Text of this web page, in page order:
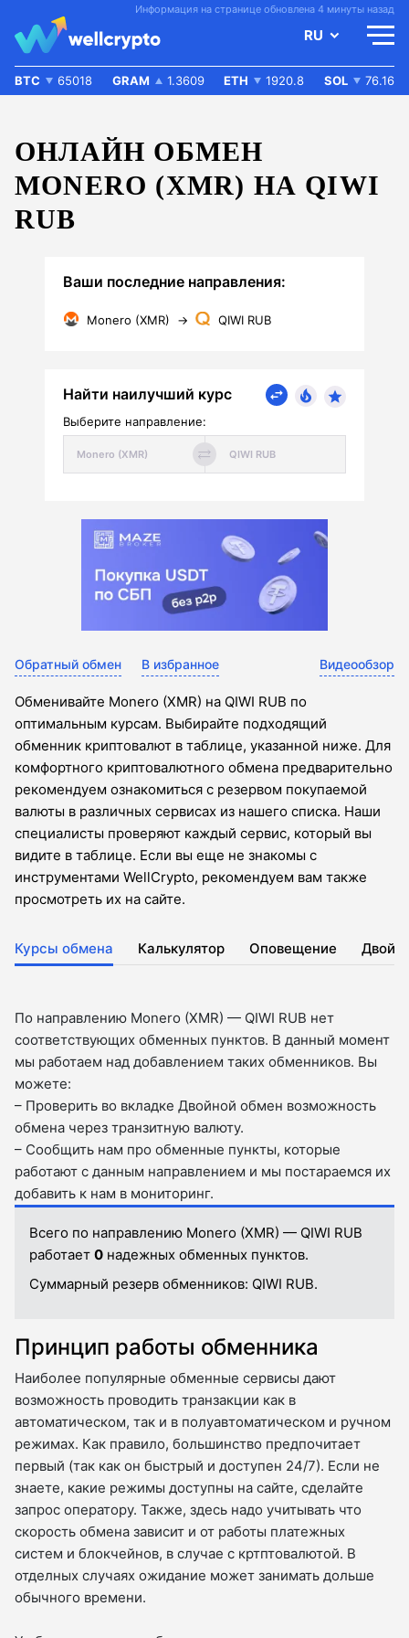
Информация на странице обновлена 4 минуты назад
RU
BTC 65018 GRAM 1.3609 ETH 1920.8 SOL 76.16
ОНЛАЙН ОБМЕН
MONERO (XMR) НА QIWI
RUB
Ваши последние направления:
Monero (XMR) → QIWI RUB
Найти наилучший курс
Выберите направление:
Обратный обмен В избранное Видеообзор
Обменивайте Monero (XMR) на QIWI RUB по
оптимальным курсам. Выбирайте подходящий
обменник криптовалют в таблице, указанной ниже. Для
комфортного криптовалютного обмена предварительно
рекомендуем ознакомиться с резервом покупаемой
валюты в различных сервисах из нашего списка. Наши
специалисты проверяют каждый сервис, который вы
видите в таблице. Если вы еще не знакомы с
инструментами WellCrypto, рекомендуем вам также
просмотреть их на сайте.
Курсы обмена Калькулятор Оповещение
По направлению Monero (XMR) — QIWI RUB нет
соответствующих обменных пунктов. В данный момент
мы работаем над добавлением таких обменников. Вы
можете:
– Проверить во вкладкe Двойной обмен возможность
обмена через транзитную валюту.
– Сообщить нам про обменные пункты, которые
работают с данным направлением и мы постараемся их
добавить к нам в мониторинг.
Всего по направлению Monero (XMR) — QIWI RUB
работает 0 надежных обменных пунктов.
Суммарный резерв обменников: QIWI RUB.
Принцип работы обменника
Наиболее популярные обменные сервисы дают
возможность проводить транзакции как в
автоматическом, так и в полуавтоматическом и ручном
режимах. Как правило, большинство предпочитает
первый (так как он быстрый и доступен 24/7). Если не
знаете, какие режимы доступны на сайте, сделайте
запрос оператору. Также, здесь надо учитывать что
скорость обмена зависит и от работы платежных
систем и блокчейнов, в случае с кртптовалютой. В
отделных случаях ожидание может занимать дольше
обычного времени.